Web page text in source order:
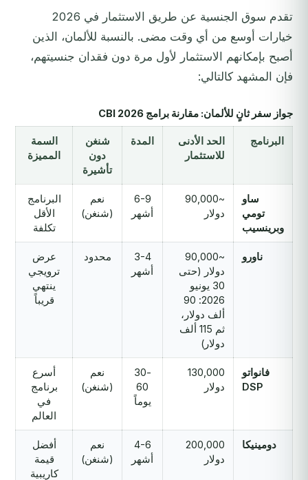
تقدم سوق الجنسية عن طريق الاستثمار في 2026
خيارات أوسع من أي وقت مضى. بالنسبة للألمان، الذين
أصبح بإمكانهم الاستثمار لأول مرة دون فقدان جنسيتهم،
فإن المشهد كالتالي:
جواز سفر ثانٍ للألمان: مقارنة برامج CBI 2026
البرنامج
الحد الأدنى
للاستثمار
المدة
شنغن
دون
تأشيرة
السمة
المميزة
ساو
تومي
وبرينسيب
~90,000
دولار
6-9
أشهر
نعم
(شنغن)
البرنامج
الأقل
تكلفة
ناورو
~90,000
دولار (حتى
30 يونيو
2026: 90
ألف دولار،
ثم 115 ألف
دولار)
3-4
أشهر
محدود
عرض
ترويجي
ينتهي
قريباً
فانواتو
DSP
130,000
دولار
30-
60
يوماً
نعم
(شنغن)
أسرع
برنامج
في
العالم
دومينيكا
200,000
دولار
4-6
أشهر
نعم
(شنغن)
أفضل
قيمة
كاريبية